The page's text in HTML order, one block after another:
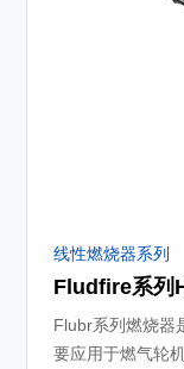
线性燃烧器系列
Fludfire系列
Flubr系列燃烧器
要应用于燃气轮